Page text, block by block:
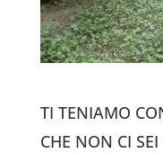
TI TENIAMO
CHE NON CI SEI